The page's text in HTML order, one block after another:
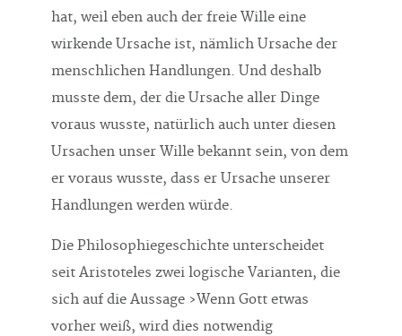
hat, weil eben auch der freie Wille eine
wirkende Ursache ist, nämlich Ursache der
menschlichen Handlungen. Und deshalb
musste dem, der die Ursache aller Dinge
voraus wusste, natürlich auch unter diesen
Ursachen unser Wille bekannt sein, von dem
er voraus wusste, dass er Ursache unserer
Handlungen werden würde.
Die Philosophiegeschichte unterscheidet
seit Aristoteles zwei logische Varianten, die
sich auf die Aussage ›Wenn Gott etwas
vorher weiß, wird dies notwendig